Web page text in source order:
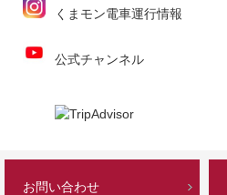
くまモン電車運行情報
公式チャンネル
お問い合わせ